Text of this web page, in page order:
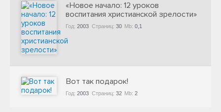
«Новое начало: 12 уроков
воспитания христианской зрелости»
Год: 2003 Страниц: 30 Mb: 0,1
Вот так подарок!
Год: 2003 Страниц: 32 Mb: 2